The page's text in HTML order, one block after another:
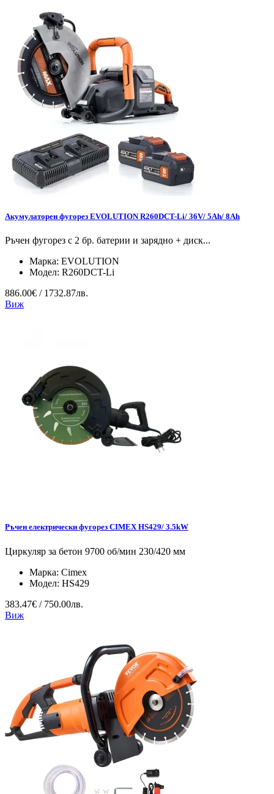
Акумулаторен фугорез EVOLUTION R260DCT-Li/ 36V/ 5Ah/ 8Ah
Ръчен фугорез с 2 бр. батерии и зарядно + диск...
Марка: EVOLUTION
Модел: R260DCT-Li
886.00€ / 1732.87лв.
Виж
Ръчен електрически фугорез CIMEX HS429/ 3.5kW
Циркуляр за бетон 9700 об/мин 230/420 мм
Марка: Cimex
Модел: HS429
383.47€ / 750.00лв.
Виж